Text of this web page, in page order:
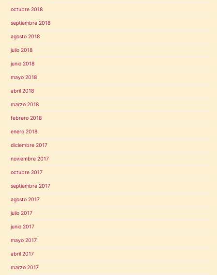
octubre 2018
septiembre 2018
agosto 2018
julio 2018
junio 2018
mayo 2018
abril 2018
marzo 2018
febrero 2018
enero 2018
diciembre 2017
noviembre 2017
octubre 2017
septiembre 2017
agosto 2017
julio 2017
junio 2017
mayo 2017
abril 2017
marzo 2017